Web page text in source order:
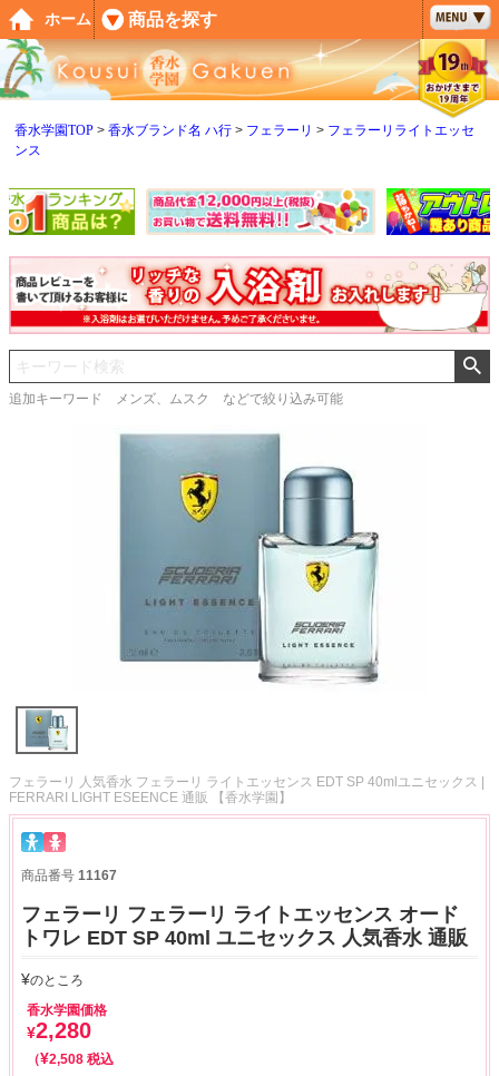
香水学園TOP 香水ブランド名 ハ行 フェラーリ
フェラーリライトエッセ
ンス
追加キーワード メンズ、ムスク などで絞り込み可能
フェラーリ 人気香水 フェラーリ ライトエッセンス EDT SP 40mlユニセックス |
FERRARI LIGHT ESEENCE 通販 【香水学園】
商品番号 11167
フェラーリ フェラーリ ライトエッセンス オード
トワレ EDT SP 40ml ユニセックス 人気香水 通販
¥のところ
香水学園価格
¥2,280
¥2,508 税込
ペー
ジト
ップ
へ
ホーム 商品を探す